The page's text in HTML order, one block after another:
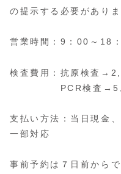
の提示する必要がありま
営業時間：9：00～18
検査費用：抗原検査
PCR検査
支払い方法：当日現金
一部対応
事前予約は７日前からで